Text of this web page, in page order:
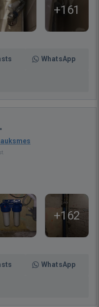
+161
WhatsApp
+162
WhatsApp